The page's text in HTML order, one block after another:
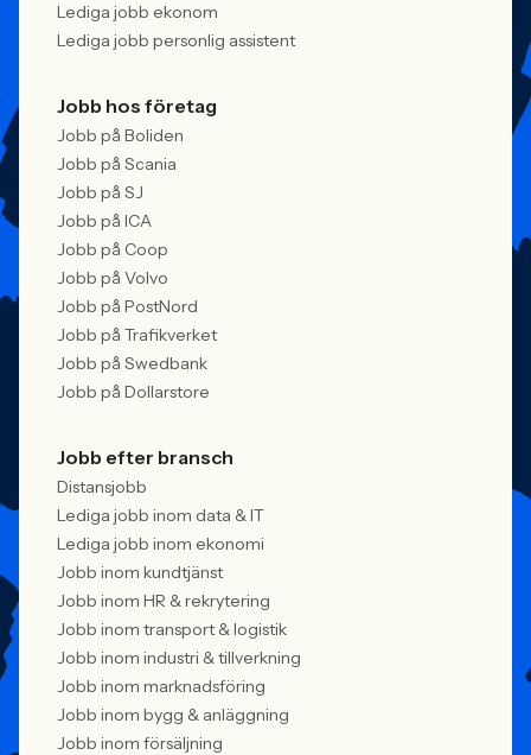
Lediga jobb ekonom
Lediga jobb personlig assistent
Jobb hos företag
Jobb på Boliden
Jobb på Scania
Jobb på SJ
Jobb på ICA
Jobb på Coop
Jobb på Volvo
Jobb på PostNord
Jobb på Trafikverket
Jobb på Swedbank
Jobb på Dollarstore
Jobb efter bransch
Distansjobb
Lediga jobb inom data & IT
Lediga jobb inom ekonomi
Jobb inom kundtjänst
Jobb inom HR & rekrytering
Jobb inom transport & logistik
Jobb inom industri & tillverkning
Jobb inom marknadsföring
Jobb inom bygg & anläggning
Jobb inom försäljning